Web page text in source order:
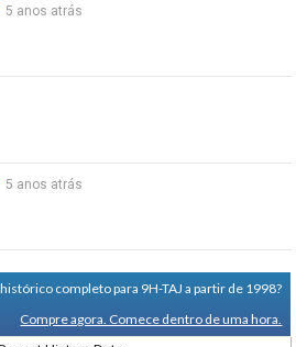
5 anos atrás
5 anos atrás
completo para 9H-TAJ a partir de 1998?
Compre agora. Comece dentro de uma hora.